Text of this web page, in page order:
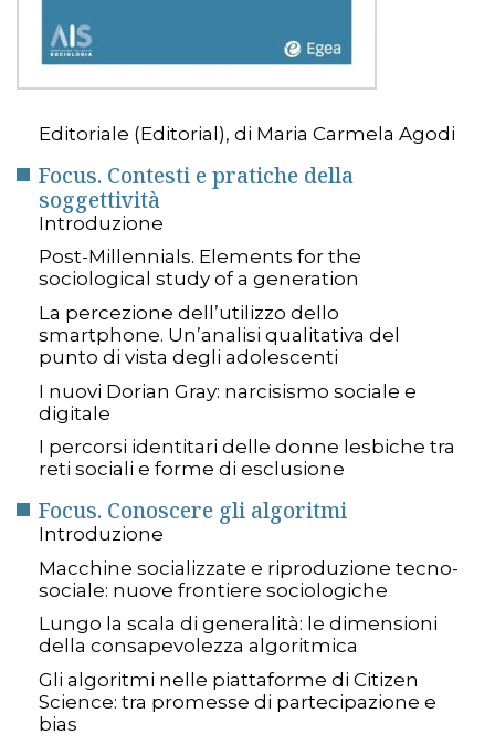
Editoriale (Editorial), di Maria Carmela Agodi
Focus. Contesti e pratiche della
soggettività
Introduzione
Post-Millennials. Elements for the
sociological study of a generation
La percezione dell’utilizzo dello
smartphone. Un’analisi qualitativa del
punto di vista degli adolescenti
I nuovi Dorian Gray: narcisismo sociale e
digitale
I percorsi identitari delle donne lesbiche tra
reti sociali e forme di esclusione
Focus. Conoscere gli algoritmi
Introduzione
Macchine socializzate e riproduzione tecno-
sociale: nuove frontiere sociologiche
Lungo la scala di generalità: le dimensioni
della consapevolezza algoritmica
Gli algoritmi nelle piattaforme di Citizen
Science: tra promesse di partecipazione e
bias